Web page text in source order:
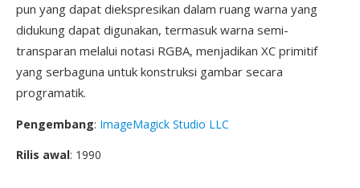
pun yang dapat diekspresikan dalam ruang warna yang
didukung dapat digunakan, termasuk warna semi-
transparan melalui notasi RGBA, menjadikan XC primitif
yang serbaguna untuk konstruksi gambar secara
programatik.
Pengembang: ImageMagick Studio LLC
Rilis awal: 1990